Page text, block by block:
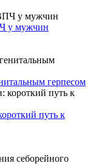
у мужчин
герпесом
путь к